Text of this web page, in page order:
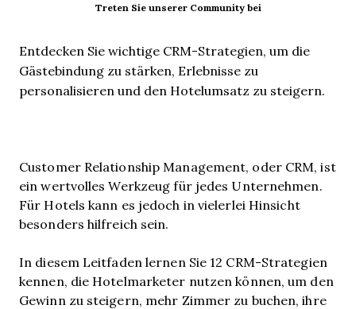
Treten Sie unserer Community bei
Entdecken Sie wichtige CRM-Strategien, um die
Gästebindung zu stärken, Erlebnisse zu
personalisieren und den Hotelumsatz zu steigern.
Customer Relationship Management, oder CRM, ist
ein wertvolles Werkzeug für jedes Unternehmen.
Für Hotels kann es jedoch in vielerlei Hinsicht
besonders hilfreich sein.
In diesem Leitfaden lernen Sie 12 CRM-Strategien
kennen, die Hotelmarketer nutzen können, um den
Gewinn zu steigern, mehr Zimmer zu buchen, ihre